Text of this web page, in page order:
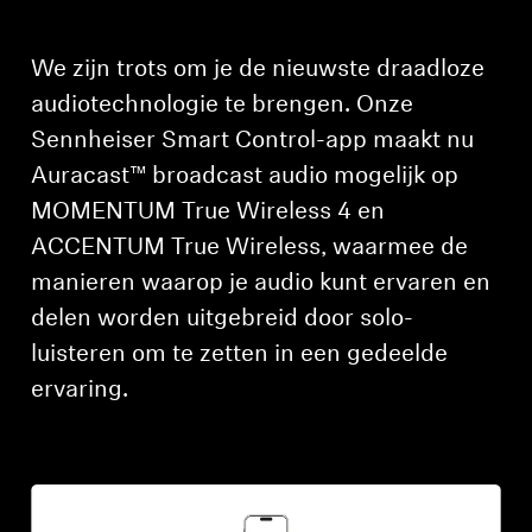
Hearing
Gehoor per categorie
TV-koptelefoons voor gehoorondersteuning
Gehoorbronnen
Originele gehooronderdelengehoor en accessoires
Soundbars
We zijn trots om je de nieuwste draadloze
audiotechnologie te brengen. Onze
Sennheiser Smart Control-app maakt nu
Auracast™ broadcast audio mogelijk op
MOMENTUM True Wireless 4 en
ACCENTUM True Wireless, waarmee de
manieren waarop je audio kunt ervaren en
delen worden uitgebreid door solo-
luisteren om te zetten in een gedeelde
ervaring.